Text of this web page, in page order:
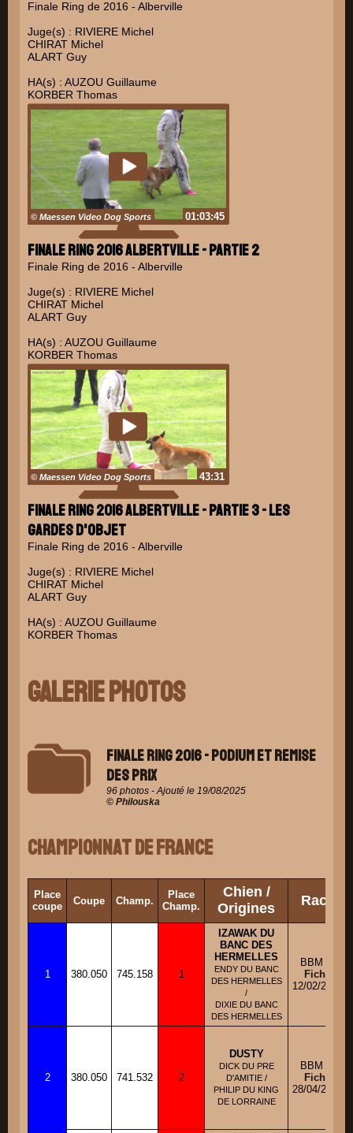
Finale Ring de 2016 - Alberville
Juge(s) : RIVIERE Michel
CHIRAT Michel
ALART Guy
HA(s) : AUZOU Guillaume
KORBER Thomas
PINAT Johnny
01:03:45
© Maessen Video Dog Sports
Finale Ring 2016 Albertville - Partie 2
Finale Ring de 2016 - Alberville
Juge(s) : RIVIERE Michel
CHIRAT Michel
ALART Guy
HA(s) : AUZOU Guillaume
KORBER Thomas
PINAT Johnny
43:31
© Maessen Video Dog Sports
Finale Ring 2016 Albertville - Partie 3 - Les
gardes d'objet
Finale Ring de 2016 - Alberville
Juge(s) : RIVIERE Michel
CHIRAT Michel
ALART Guy
HA(s) : AUZOU Guillaume
KORBER Thomas
Galerie Photos
Finale ring 2016 - Podium et Remise
des prix
96 photos - Ajouté le 19/08/2025
© Philouska
Championnat de France
Place
coupe
Coupe Champ.
Place
Champ.
Chien /
Origines
Race
1 380.050 745.158 1
IZAWAK DU
BANC DES
HERMELLES
ENDY DU BANC
DES HERMELLES
/
DIXIE DU BANC
DES HERMELLES
BBM M
Fiche
12/02/2013
2 380.050 741.532 2
DUSTY
DICK DU PRE
D'AMITIE /
PHILIP DU KING
DE LORRAINE
BBM M
Fiche
28/04/2008